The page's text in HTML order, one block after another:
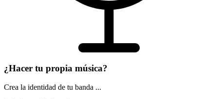
¿Hacer tu propia música?
Crea la identidad de tu banda ...